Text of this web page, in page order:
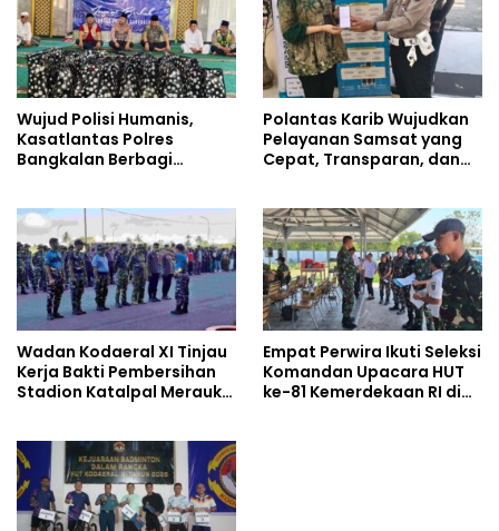
Wujud Polisi Humanis,
Kasatlantas Polres
Bangkalan Berbagi
Ahmad Ibrahim
Polantas Karib Wujudkan
Pelayanan Samsat yang
Cepat, Transparan, dan
Wadan Kodaeral XI Tinjau
Kerja Bakti Pembersihan
Stadion Katalpal Merauke,
Empat Perwira Ikuti Seleksi
Komandan Upacara HUT
ke-81 Kemerdekaan RI di